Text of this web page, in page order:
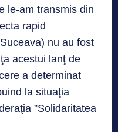
le-am transmis din
rapid
nu au fost
acestui lanţ de
a determinat
la situaţia
”Solidaritatea